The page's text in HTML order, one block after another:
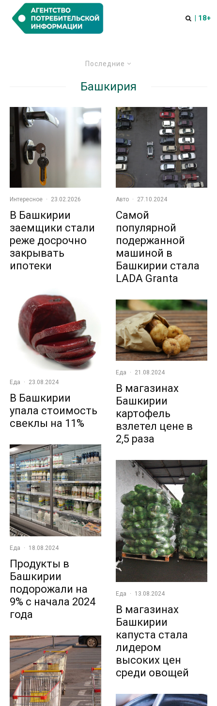
| 18+
Последние
Башкирия
Интересное · 23.02.2026
В Башкирии
заемщики стали
реже досрочно
закрывать
ипотеки
Еда · 23.08.2024
В Башкирии
упала стоимость
свеклы на 11%
Еда · 18.08.2024
Продукты в
Башкирии
подорожали на
9% с начала 2024
года
Авто · 27.10.2024
Самой
популярной
подержанной
машиной в
Башкирии стала
LADA Granta
Еда · 21.08.2024
В магазинах
Башкирии
картофель
взлетел цене в
2,5 раза
Еда · 13.08.2024
В магазинах
Башкирии
капуста стала
лидером
высоких цен
среди овощей